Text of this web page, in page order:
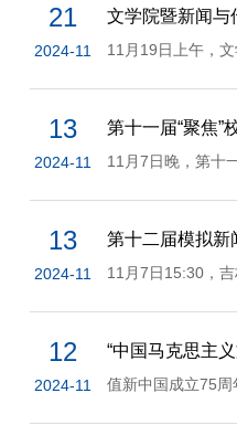
文学院暨新闻与
21
2024-11
第十一届“聚焦”
13
2024-11
第十二届模拟新
13
2024-11
“中国马克思主
12
2024-11